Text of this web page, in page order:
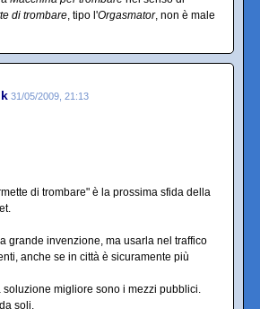
di trombare, tipo l'Orgasmator, non è male
31/05/2009, 21:13
di trombare" è la prossima sfida della
grande invenzione, ma usarla nel traffico
anche se in città è sicuramente più
soluzione migliore sono i mezzi pubblici.
soli.